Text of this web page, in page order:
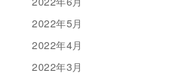
2022年5月
2022年4月
2022年3月